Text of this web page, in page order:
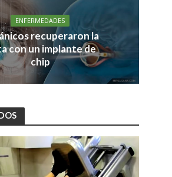
ENFERMEDADES
recuperaron la
con un implante de
chip